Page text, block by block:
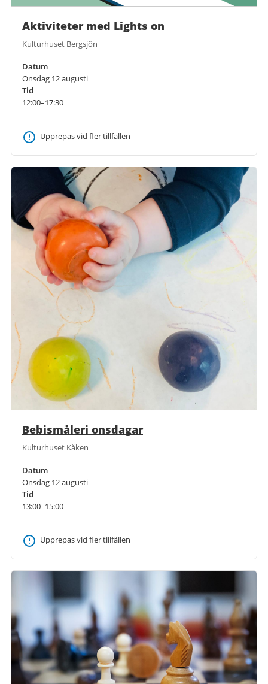
Aktiviteter med Lights on
Kulturhuset Bergsjön
Datum
Onsdag 12 augusti
Tid
12:00–17:30
Upprepas vid fler tillfällen
Bebismåleri onsdagar
Kulturhuset Kåken
Datum
Onsdag 12 augusti
Tid
13:00–15:00
Upprepas vid fler tillfällen